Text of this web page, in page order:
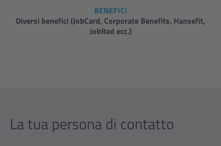
BENEFICI
Diversi benefici (JobCard, Corporate Benefits, Hansefit,
JobRad ecc.)
La tua persona di contatto